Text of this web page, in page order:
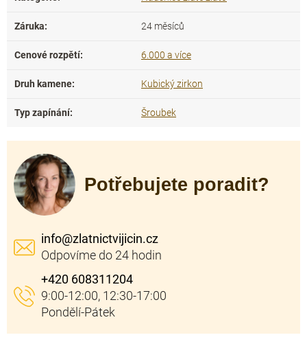
Záruka: 24 měsíců
Cenové rozpětí: 6.000 a více
Druh kamene: Kubický zirkon
Typ zapínání: Šroubek
Potřebujete poradit?
info@zlatnictvijicin.cz
+420 608311204